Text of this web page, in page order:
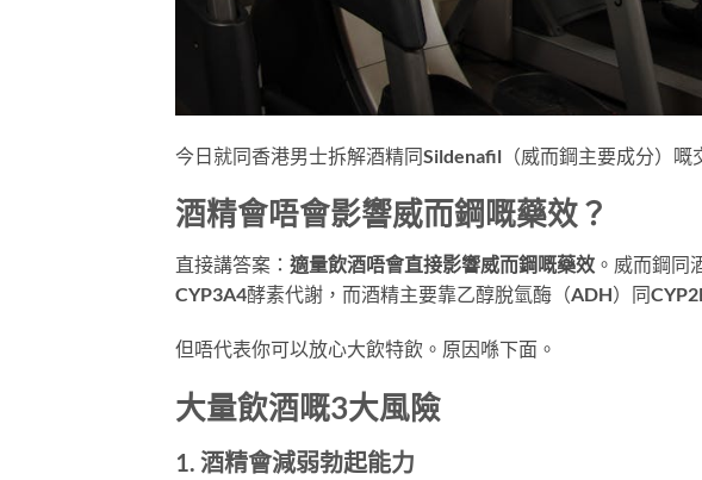
今日就同香港男士拆解酒精同Sildenafil（威而鋼主要成分）嘅
酒精會唔會影響威而鋼嘅藥效？
直接講答案： 適量飲酒唔會直接影響威而鋼嘅藥效 。威而鋼同
CYP3A4酵素代謝，而酒精主要靠乙醇脫氫酶（ADH）同
但唔代表你可以放心大飲特飲。原因喺下面。
大量飲酒嘅3大風險
1. 酒精會減弱勃起能力